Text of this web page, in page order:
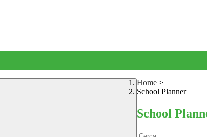
Home >
School Planner
School